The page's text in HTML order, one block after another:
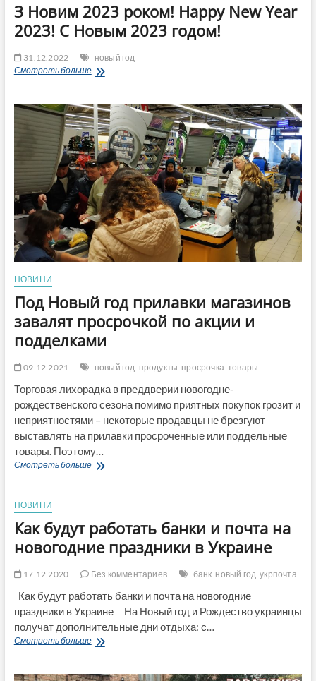
З Новим 2023 роком! Happy New Year
2023! С Новым 2023 годом!
31.12.2022
новый год
Смотреть большеЗ
роком!
Happy
New
Year
2023!
С
Новым
2023
годом!
НОВИНИ
Под Новый год прилавки магазинов
завалят просрочкой по акции и
подделками
09.12.2021 новый год продукты просрочка товары
Торговая лихорадка в преддверии новогодне-
рождественского сезона помимо приятных покупок грозит и
неприятностями – некоторые продавцы не брезгуют
выставлять на прилавки просроченные или поддельные
товары. Поэтому…
Смотреть большеПод
завалят
просрочкой
по
и
подделками
НОВИНИ
Как будут работать банки и почта на
новогодние праздники в Украине
17.12.2020 Без комментариев банк новый год укрпочта
Как будут работать банки и почта на новогодние
праздники в Украине На Новый год и Рождество украинцы
получат дополнительные дни отдыха: с…
Смотреть большеКак
банки